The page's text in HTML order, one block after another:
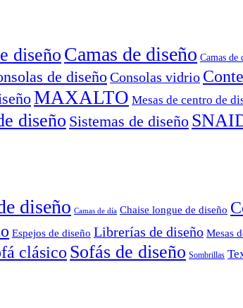
diseño Camas de diseño Camas de
de diseñoConsolas vidrio
MAXALTO Mesas de centro de
diseño Sistemas de diseño
diseño Camas de día Chaise longue de diseño
Espejos de diseño Librerías de diseño Mesas
clásico Sofás de diseño Sombrillas